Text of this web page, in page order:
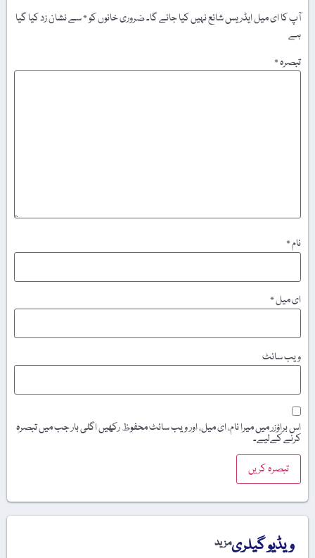
آپ کا ای میل ایڈریس شائع نہیں کیا جائے گا۔ضروری خانوں کو*سے نشان زد کیا گیا
ہے
تبصرہ*
نام*
ای میل*
ویب‌ سائٹ
اس براؤزر میں میرا نام، ای میل، اور ویب سائٹ محفوظ رکھیں اگلی بار جب میں تبصرہ
کرنے کےلیے۔
ویڈیو گیلریمزید